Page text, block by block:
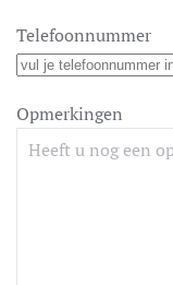
Telefoonnummer
Opmerkingen